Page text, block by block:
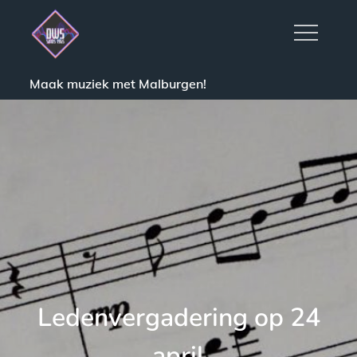
Maak muziek met Malburgen!
Ledenvergadering op 24